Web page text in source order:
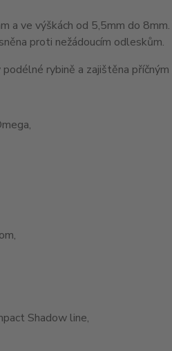
ve výškách od 5,5mm do
proti nežádoucím odleskům.
rybině a zajištěna
Shadow line,